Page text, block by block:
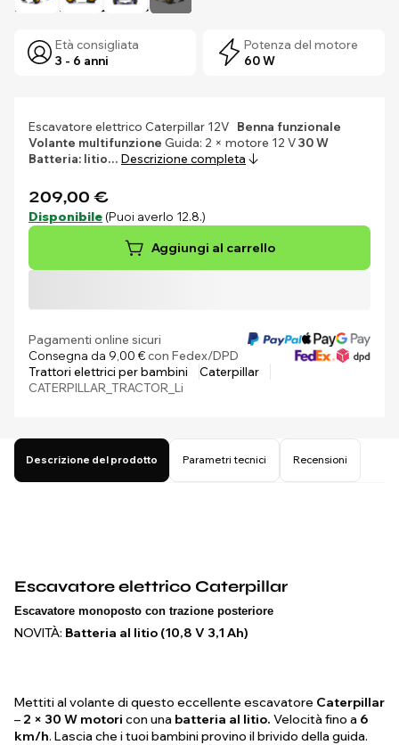
Parametri chiave
Età consigliata
3 - 6 anni
Potenza del motore
60 W
Escavatore elettrico Caterpillar 12V Benna funzionale
Volante multifunzione Guida: 2 × motore 12 V30 W
Batteria: litio… Descrizione completa
209,00 €
Disponibile (Puoi averlo 12.8.)
Aggiungi al carrello
Pagamenti online sicuri
Consegna da 9,00 €con Fedex/DPD
Trattori elettrici per bambini
Caterpillar
CATERPILLAR_TRACTOR_Li
Descrizione del prodotto Parametri tecnici Recensioni
Escavatore elettrico Caterpillar
Escavatore monoposto con trazione posteriore
NOVITÀ: Batteria al litio (10,8 V 3,1 Ah)
Mettiti al volante di questo eccellente escavatore Caterpillar
– 2 × 30 W motori con una batteria al litio. Velocità fino a 6
km/h. Lascia che i tuoi bambini provino il brivido della guida.